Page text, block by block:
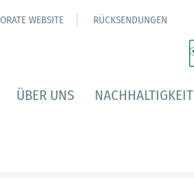
WEBSITE RÜCKSENDUNGEN
ÜBER UNS NACHHALTIGKEIT